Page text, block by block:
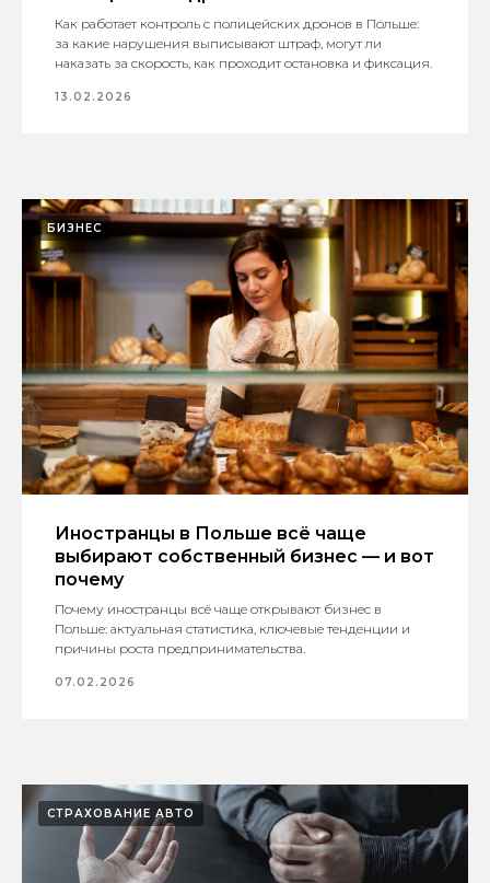
Как работает контроль с полицейских дронов в Польше:
за какие нарушения выписывают штраф, могут ли
наказать за скорость, как проходит остановка и фиксация.
13.02.2026
БИЗНЕС
Иностранцы в Польше всё чаще
выбирают собственный бизнес — и вот
почему
Почему иностранцы всё чаще открывают бизнес в
Польше: актуальная статистика, ключевые тенденции и
причины роста предпринимательства.
07.02.2026
СТРАХОВАНИЕ АВТО